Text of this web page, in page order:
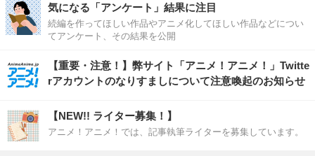
気になる「アンケート」結果に注目
続編を作ってほしい作品やアニメ化してほしい作品などについ
てアンケート、その結果を公開
【重要・注意！】弊サイト「アニメ！アニメ！」Twitte
rアカウントのなりすましについて注意喚起のお知らせ
【NEW!! ライター募集！】
アニメ！アニメ！では、記事執筆ライターを募集しています。